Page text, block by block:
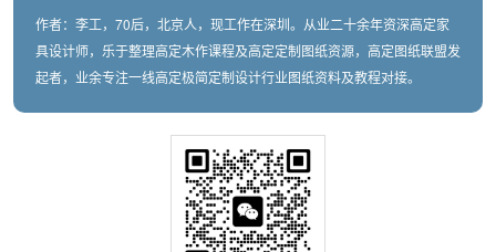
作者：李工，70后，北京人，现工作在深圳。从业二十余年资深高定家
具设计师，乐于整理高定木作课程及高定定制图纸资源，高定图纸联盟发
起者，业余专注一线高定极简定制设计行业图纸资料及教程对接。